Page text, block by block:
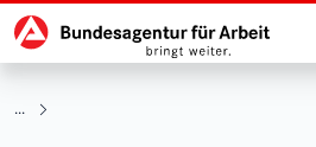
zu den Hauptinhalten springen
Hauptnavigation